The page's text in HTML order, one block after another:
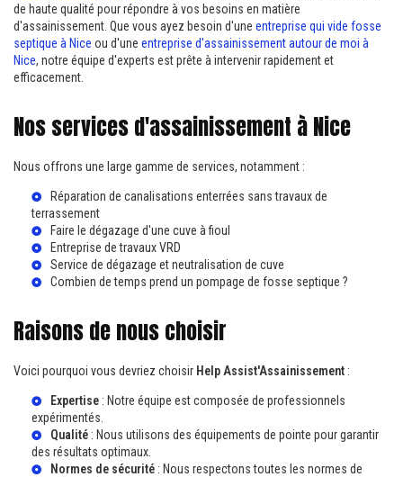
de haute qualité pour répondre à vos besoins en matière
d'assainissement. Que vous ayez besoin d'une entreprise qui vide fosse
septique à Nice ou d'une entreprise d'assainissement autour de moi à
Nice, notre équipe d'experts est prête à intervenir rapidement et
efficacement.
Nos services d'assainissement à Nice
Nous offrons une large gamme de services, notamment :
Réparation de canalisations enterrées sans travaux de
terrassement
Faire le dégazage d'une cuve à fioul
Entreprise de travaux VRD
Service de dégazage et neutralisation de cuve
Combien de temps prend un pompage de fosse septique ?
Raisons de nous choisir
Voici pourquoi vous devriez choisir Help Assist'Assainissement :
Expertise : Notre équipe est composée de professionnels
expérimentés.
Qualité : Nous utilisons des équipements de pointe pour garantir
des résultats optimaux.
Normes de sécurité : Nous respectons toutes les normes de